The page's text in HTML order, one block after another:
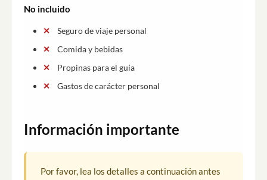
No incluido
Seguro de viaje personal
Comida y bebidas
Propinas para el guía
Gastos de carácter personal
Información importante
Por favor, lea los detalles a continuación antes